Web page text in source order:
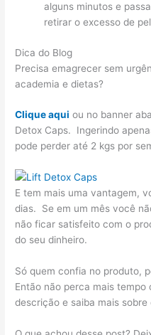
alguns minutos e
retirar o excesso de
Dica do Blog
Precisa emagrecer sem
academia e dietas?
Clique aqui ou no banner
Detox Caps. Ingerindo
pode perder até 2 kgs por
E tem mais uma vantagem,
dias. Se em um mês você
não ficar satisfeito com o
do seu dinheiro.
Só quem confia no produto,
Então não perca mais tempo
descrição e saiba mais